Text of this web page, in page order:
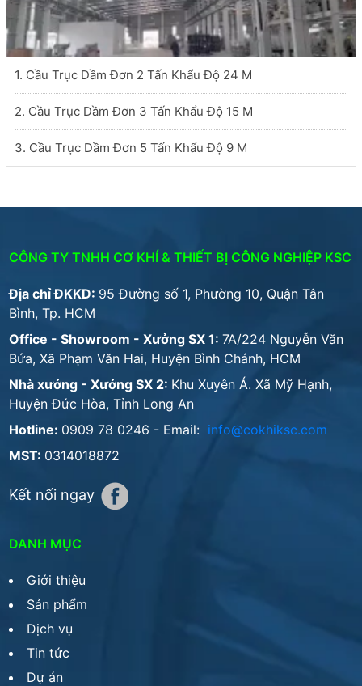
1. Cầu Trục Dầm Đơn 2 Tấn Khẩu Độ 24 M
2. Cầu Trục Dầm Đơn 3 Tấn Khẩu Độ 15 M
3. Cầu Trục Dầm Đơn 5 Tấn Khẩu Độ 9 M
CÔNG TY TNHH CƠ KHÍ & THIẾT BỊ CÔNG NGHIỆP KSC
Địa chỉ ĐKKD: 95 Đường số 1, Phường 10, Quận Tân
Bình, Tp. HCM
Office - Showroom - Xưởng SX 1:7A/224 Nguyễn Văn
Bứa, Xã Phạm Văn Hai, Huyện Bình Chánh, HCM
Nhà xưởng - Xưởng SX 2: Khu Xuyên Á. Xã Mỹ Hạnh,
Huyện Đức Hòa, Tỉnh Long An
Hotline: 0909 78 0246 - Email: info@cokhiksc.com
MST: 0314018872
Kết nối ngay
DANH MỤC
Giới thiệu
Sản phẩm
Dịch vụ
Tin tức
Dự án